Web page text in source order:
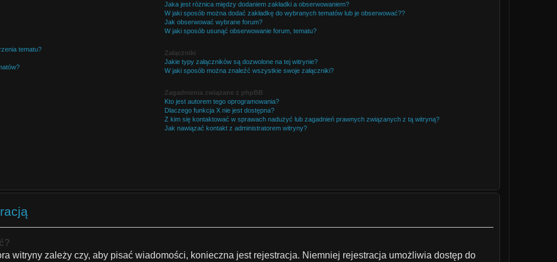
tematu?
Jaka jest różnica między dodaniem zakładki a obserwowaniem?
W jaki sposób można dodać zakładkę do wybranych tematów lub je obserwować??
Jak obserwować wybrane forum?
W jaki sposób usunąć obserwowanie forum, tematu?
Załączniki
Jakie typy załączników są dozwolone na tej witrynie?
W jaki sposób można znaleźć wszystkie swoje załączniki?
Zagadnienia związane z phpBB
Kto jest autorem tego oprogramowania?
Dlaczego funkcja X nie jest dostępna?
Z kim się kontaktować w sprawach nadużyć lub zagadnień prawnych związanych z tą witryną?
Jak nawiązać kontakt z administratorem witryny?
witryny zależy czy, aby pisać wiadomości, konieczna jest rejestracja. Niemniej rejestracja umożliwia dostęp do